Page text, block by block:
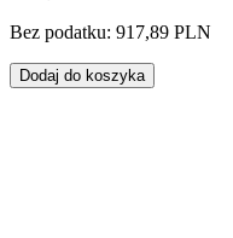
Bez podatku: 917,89 PLN
Dodaj do koszyka